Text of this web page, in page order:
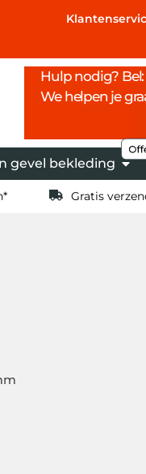
Hulp nodig? Bel:
We helpen je
gevel bekleding
Gratis